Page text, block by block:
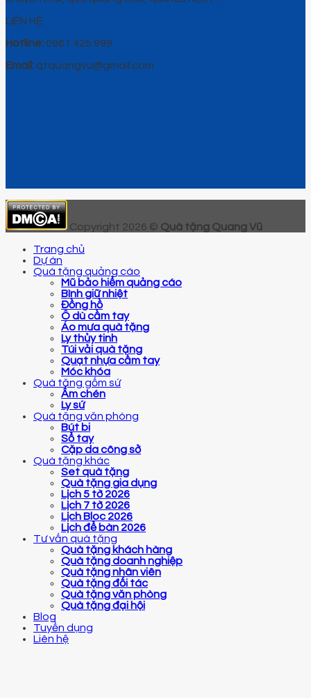
LIÊN HỆ
Hotline: 0961 425 999
Email: qtquangvu@gmail.com
Copyright 2026 © Quà tặng Quang Vũ
Trang chủ
Dự án
Quà tặng quảng cáo
Mũ bảo hiểm quảng cáo
Bình giữ nhiệt
Đồng hồ
Ô dù cầm tay
Áo mưa quà tặng
Ly thủy tinh
Túi vải quà tặng
Quạt nhựa cầm tay
Móc khóa
Quà tặng gốm sứ
Ấm chén
Ly sứ
Quà tặng văn phòng
Bút bi
Sổ tay
Cặp da công sở
Quà tặng khác
Set quà tặng
Quà tặng gia dụng
Lịch 5 tờ 2026
Lịch 7 tờ 2026
Lịch Bloc 2026
Lịch để bàn 2026
Tư vấn quà tặng
Quà tặng khách hàng
Quà tặng doanh nghiệp
Quà tặng nhân viên
Quà tặng đối tác
Quà tặng văn phòng
Quà tặng đại hội
Blog
Tuyển dụng
Liên hệ